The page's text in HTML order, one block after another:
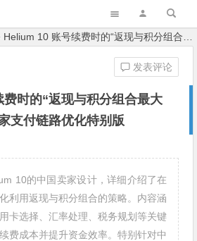
Helium 10 账号续费时的“返现与积分组合最大化”指南：中国卖家支付链路优化特别版
时的“返现与积分组合最大
支付链路优化特别版
发表评论
10的中国卖家设计，详细介绍了在
利用返现与积分组合的策略。内容涵
卡选择、汇率处理、税务规划等关键
费成本并提升资金效率。特别针对中